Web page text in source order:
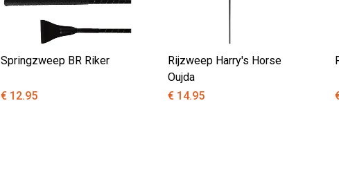
Springzweep BR Riker
€ 12.95
Rijzweep Harry's Horse
Oujda
€ 14.95